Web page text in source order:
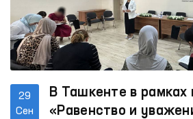
свободы.
29
Сен
В Ташкенте в
«Равенство и